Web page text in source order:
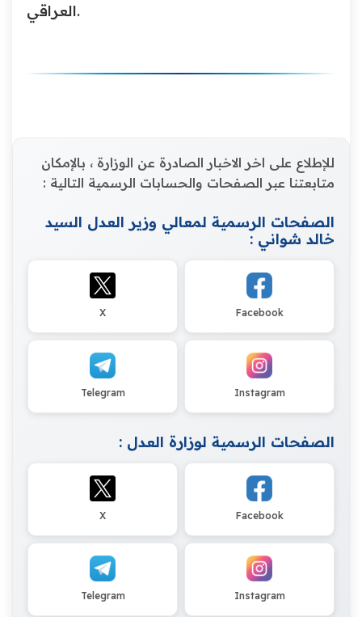
العراقي.
للإطلاع على اخر الاخبار الصادرة عن الوزارة ، بالإمكان
متابعتنا عبر الصفحات والحسابات الرسمية التالية :
الصفحات الرسمية لمعالي وزير العدل السيد
خالد شواني :
Facebook
X
Instagram
Telegram
الصفحات الرسمية لوزارة العدل :
Facebook
X
Instagram
Telegram